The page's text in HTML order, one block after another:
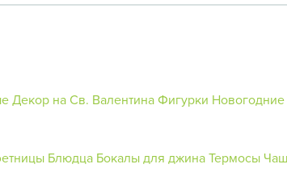
Декор на Св. ВалентинаФигурки Новогодние
Блюдца Бокалы для джинаТермосы